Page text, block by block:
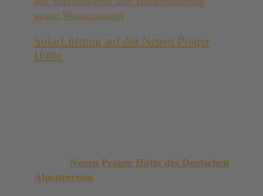
SolarLüftung auf der Neuen Prager
Hütte
Neuen Prager Hütte des Deutschen
Alpenvereins